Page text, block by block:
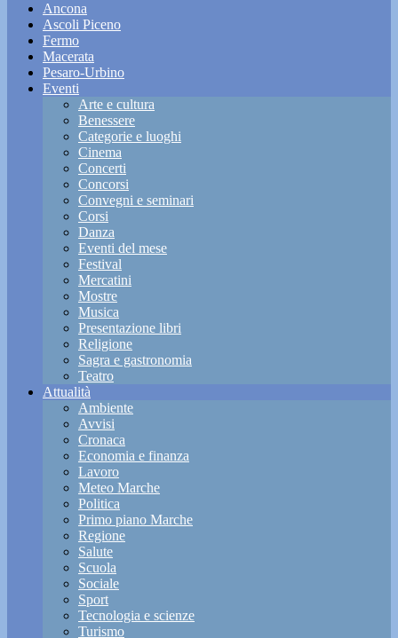
Ancona
Ascoli Piceno
Fermo
Macerata
Pesaro-Urbino
Eventi
Arte e cultura
Benessere
Categorie e luoghi
Cinema
Concerti
Concorsi
Convegni e seminari
Corsi
Danza
Eventi del mese
Festival
Mercatini
Mostre
Musica
Presentazione libri
Religione
Sagra e gastronomia
Teatro
Attualità
Ambiente
Avvisi
Cronaca
Economia e finanza
Lavoro
Meteo Marche
Politica
Primo piano Marche
Regione
Salute
Scuola
Sociale
Sport
Tecnologia e scienze
Turismo